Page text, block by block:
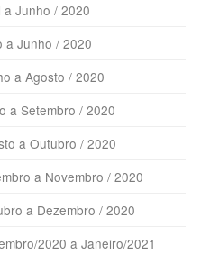
a Junho / 2020
a Junho / 2020
a Agosto / 2020
a Setembro / 2020
a Outubro / 2020
a Novembro / 2020
a Dezembro / 2020
2020 a Janeiro/2021